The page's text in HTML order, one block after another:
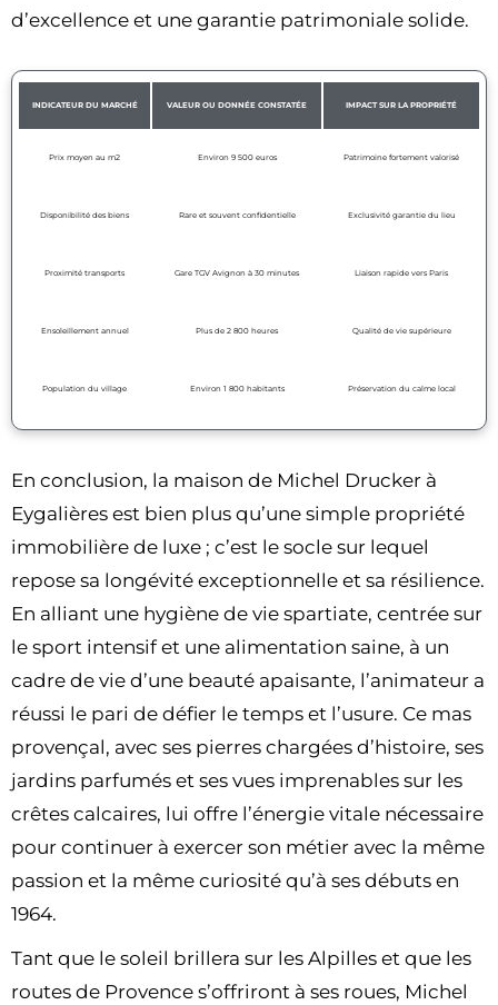
d’excellence et une garantie patrimoniale solide.
INDICATEUR DU MARCHÉ VALEUR OU DONNÉE CONSTATÉE IMPACT SUR LA PROPRIÉTÉ
Prix moyen au m2 Environ 9 500 euros Patrimoine fortement valorisé
Disponibilité des biens Rare et souvent confidentielle Exclusivité garantie du lieu
Proximité transports Gare TGV Avignon à 30 minutes Liaison rapide vers Paris
Ensoleillement annuel Plus de 2 800 heures Qualité de vie supérieure
Population du village Environ 1 800 habitants Préservation du calme local
En conclusion, la maison de Michel Drucker à
Eygalières est bien plus qu’une simple propriété
immobilière de luxe ; c’est le socle sur lequel
repose sa longévité exceptionnelle et sa résilience.
En alliant une hygiène de vie spartiate, centrée sur
le sport intensif et une alimentation saine, à un
cadre de vie d’une beauté apaisante, l’animateur a
réussi le pari de défier le temps et l’usure. Ce mas
provençal, avec ses pierres chargées d’histoire, ses
jardins parfumés et ses vues imprenables sur les
crêtes calcaires, lui offre l’énergie vitale nécessaire
pour continuer à exercer son métier avec la même
passion et la même curiosité qu’à ses débuts en
1964.
Tant que le soleil brillera sur les Alpilles et que les
routes de Provence s’offriront à ses roues, Michel